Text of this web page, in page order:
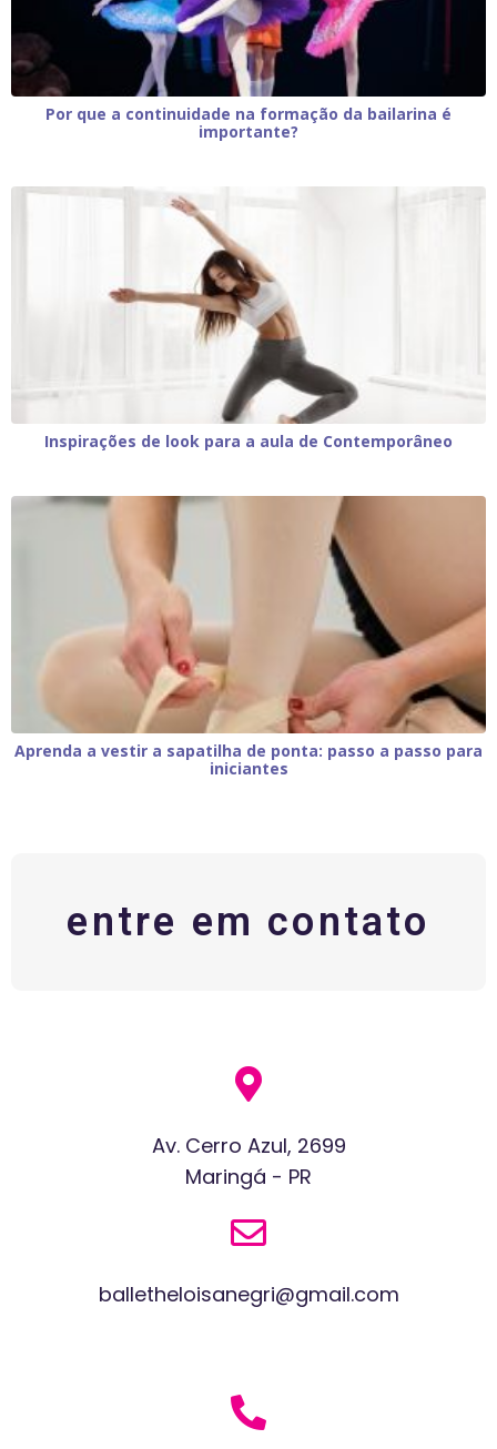
Por que a continuidade na formação da bailarina é
importante?
Inspirações de look para a aula de Contemporâneo
Aprenda a vestir a sapatilha de ponta: passo a passo para
iniciantes
entre em contato
Av. Cerro Azul, 2699
Maringá - PR
balletheloisanegri@gmail.com